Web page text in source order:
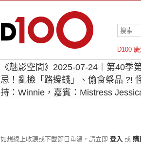
D100
羅倫斯
《魅影空間》2025-07-24︱第40季
忌！亂撿「路邊錢」、偷食祭品 ?!
持：Winnie，嘉賓：Mistress
如想線上收聽或下載節目重溫，請立即 登入 或 購